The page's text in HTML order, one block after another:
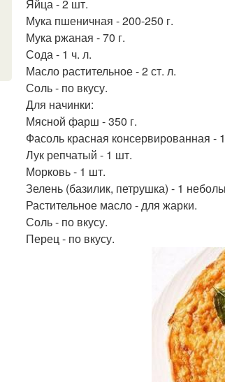
Пирог на сковороде
Яйца - 2 шт.
Мука пшеничная - 200-250 г.
Мука ржаная - 70 г.
Сода - 1 ч. л.
Масло растительное - 2 ст. л.
Соль - по вкусу.
Для начинки:
Мясной фарш - 350 г.
Фасоль красная консервированная -
Лук репчатый - 1 шт.
Морковь - 1 шт.
Зелень (базилик, петрушка) - 1
Растительное масло - для жарки.
Соль - по вкусу.
Перец - по вкусу.